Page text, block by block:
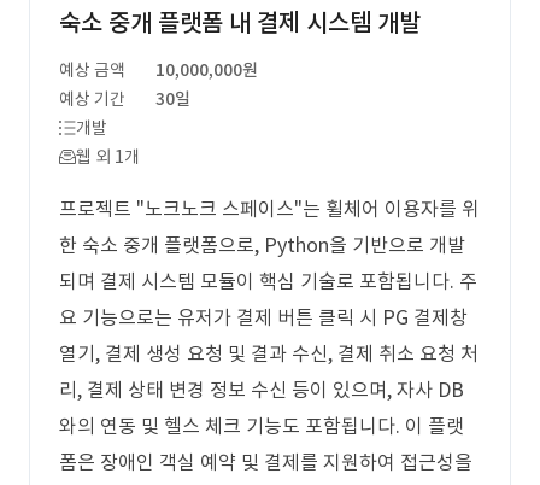
숙소 중개 플랫폼 내 결제 시스템 개발
예상 금액
10,000,000원
예상 기간
30일
개발
웹 외 1개
프로젝트 "노크노크 스페이스"는 휠체어 이용자를 위
한 숙소 중개 플랫폼으로, Python을 기반으로 개발
되며 결제 시스템 모듈이 핵심 기술로 포함됩니다. 주
요 기능으로는 유저가 결제 버튼 클릭 시 PG 결제창
열기, 결제 생성 요청 및 결과 수신, 결제 취소 요청 처
리, 결제 상태 변경 정보 수신 등이 있으며, 자사 DB
와의 연동 및 헬스 체크 기능도 포함됩니다. 이 플랫
폼은 장애인 객실 예약 및 결제를 지원하여 접근성을